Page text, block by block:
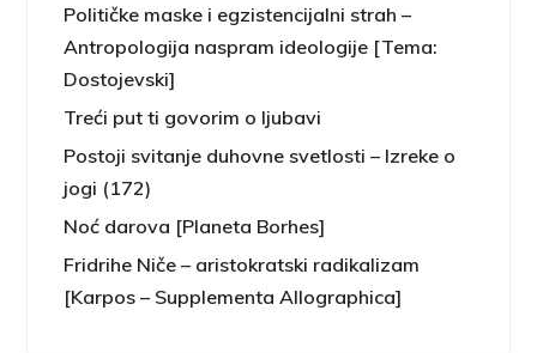
Političke maske i egzistencijalni strah –
Antropologija naspram ideologije [Tema:
Dostojevski]
Treći put ti govorim o ljubavi
Postoji svitanje duhovne svetlosti – Izreke o
jogi (172)
Noć darova [Planeta Borhes]
Fridrihe Niče – aristokratski radikalizam
[Karpos – Supplementa Allographica]